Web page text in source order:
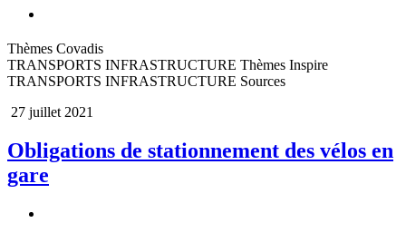
Thèmes Covadis
TRANSPORTS INFRASTRUCTURE Thèmes Inspire
TRANSPORTS INFRASTRUCTURE Sources
27 juillet 2021
Obligations de stationnement des vélos en
gare